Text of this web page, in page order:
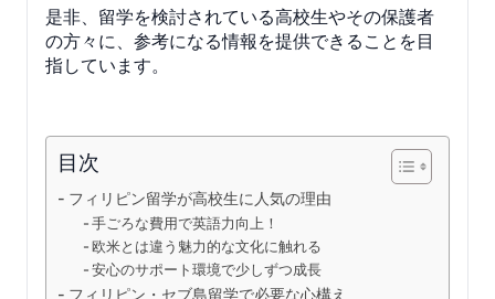
是非、留学を検討されている高校生やその保護者
の方々に、参考になる情報を提供できることを目
指しています。
目次
フィリピン留学が高校生に人気の理由
手ごろな費用で英語力向上！
欧米とは違う魅力的な文化に触れる
安心のサポート環境で少しずつ成長
フィリピン・セブ島留学で必要な心構え